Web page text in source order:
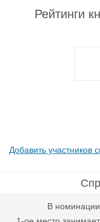
Рейтинги
Добавить участников
В